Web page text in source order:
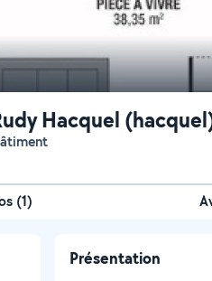
Hacquel
(1)
Présentation